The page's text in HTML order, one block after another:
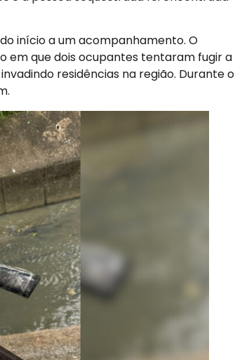
início a um acompanhamento. O
em que dois ocupantes tentaram fugir a
residências na região. Durante o